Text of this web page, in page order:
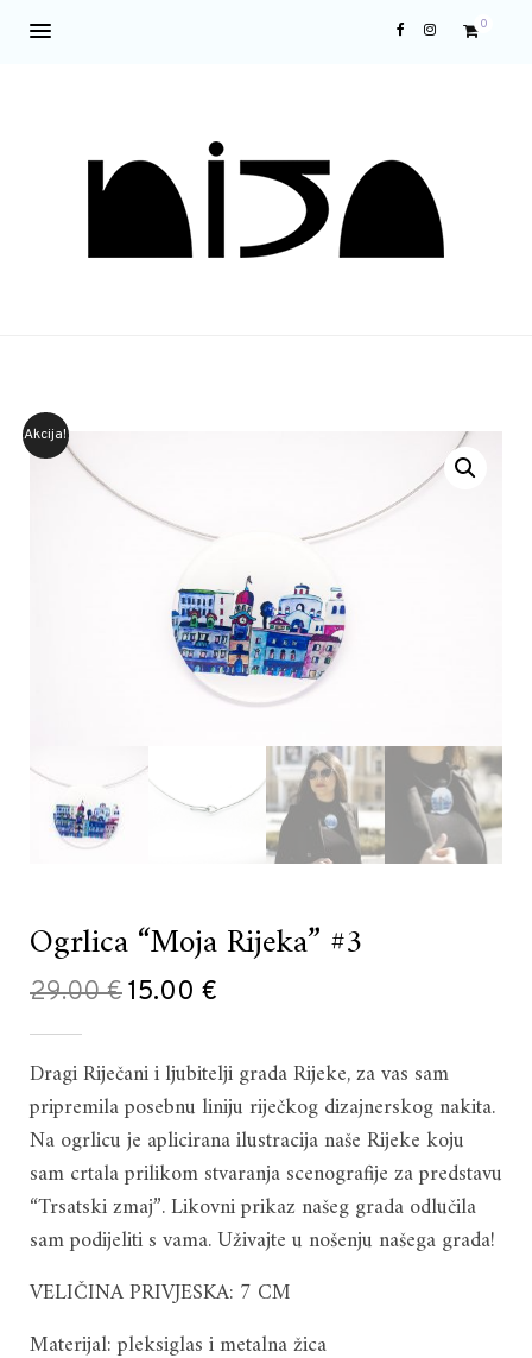
0
Akcija!
Ogrlica “Moja Rijeka” #3
29.00€Izvorna
bila
je:
29.00 €.
15.00 €
je:
15.00 €.
Dragi Riječani i ljubitelji grada Rijeke, za vas sam
pripremila posebnu liniju riječkog dizajnerskog nakita.
Na ogrlicu je aplicirana ilustracija naše Rijeke koju
sam crtala prilikom stvaranja scenografije za predstavu
“Trsatski zmaj”. Likovni prikaz našeg grada odlučila
sam podijeliti s vama. Uživajte u nošenju našega grada!
VELIČINA PRIVJESKA: 7 CM
Materijal: pleksiglas i metalna žica